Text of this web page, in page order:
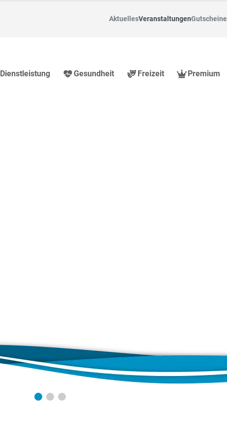
AktuellesVeranstaltungenGutscheine
Dienstleistung Gesundheit Freizeit Premium